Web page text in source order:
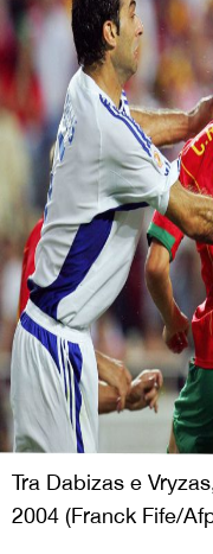
Tra Dabizas e
2004 (Franck Fife/